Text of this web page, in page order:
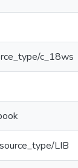
c_18ws
LIB